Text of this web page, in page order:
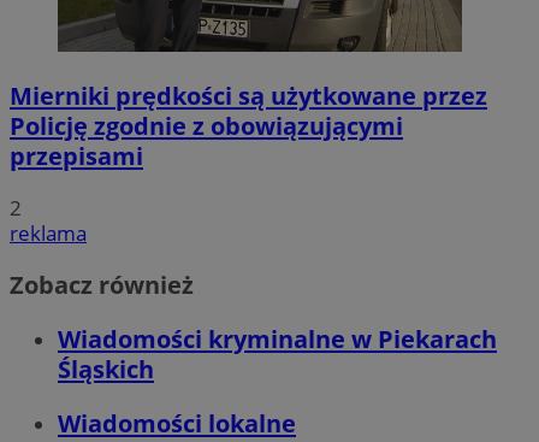
Mierniki prędkości są użytkowane przez
Policję zgodnie z obowiązującymi
przepisami
2
reklama
Zobacz również
Wiadomości kryminalne w Piekarach
Śląskich
Wiadomości lokalne